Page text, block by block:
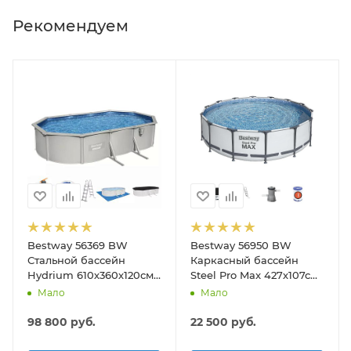
Рекомендуем
Bestway 56369 BW
Стальной бассейн
Hydrium 610х360х120см,
19929л, песч.фил.-нас
подст.
Мало
98 800 руб.
Bestway 56950 BW
Каркасный бассейн
Steel Pro Max 427х107см,
13030л, фил.-насос
Мало
22 500 руб.